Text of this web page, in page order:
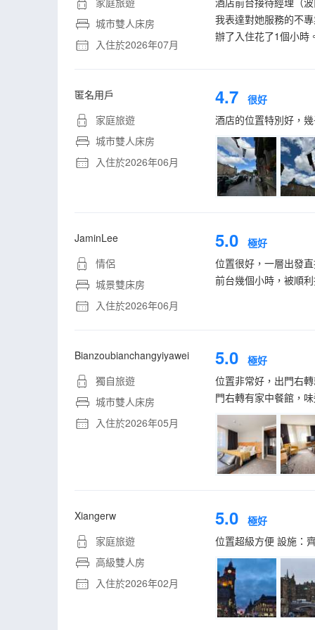
城市雙人床房
入住於2026年07月
我表達對她服務的不
辦了入住花了1個小時
匿名用戶
家庭旅遊
城市雙人床房
入住於2026年06月
4.7
很好
酒店的位置特別好，
JaminLee
情侶
城景雙床房
入住於2026年06月
5.0
極好
位置很好，一層出發
前台幾個小時，被順
Bianzoubianchangyiyawei
獨自旅遊
城市雙人床房
入住於2026年05月
5.0
極好
位置非常好，出門右
門右轉有家中餐館，
Xiangerw
家庭旅遊
高級雙人房
入住於2026年02月
5.0
極好
位置超級方便 設施：